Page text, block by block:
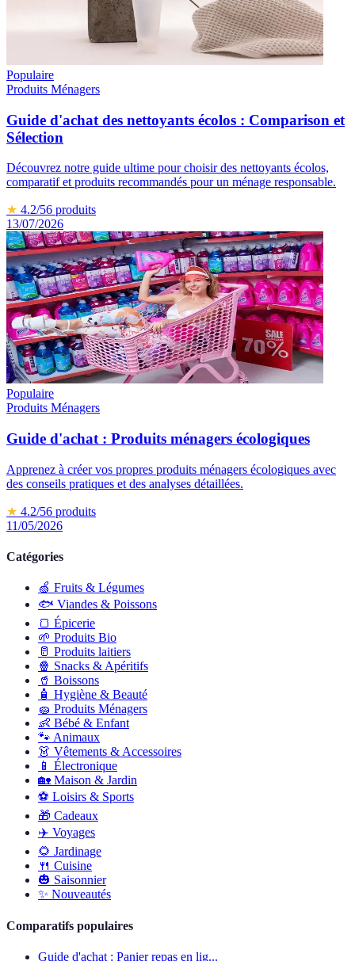
Populaire
Produits Ménagers
Guide d'achat des nettoyants écolos : Comparison et
Sélection
Découvrez notre guide ultime pour choisir des nettoyants écolos,
comparatif et produits recommandés pour un ménage responsable.
★ 4.2/56 produits
13/07/2026
Populaire
Produits Ménagers
Guide d'achat : Produits ménagers écologiques
Apprenez à créer vos propres produits ménagers écologiques avec
des conseils pratiques et des analyses détaillées.
★ 4.2/56 produits
11/05/2026
Catégories
🍏 Fruits & Légumes
🐟 Viandes & Poissons
🍞 Épicerie
🌱 Produits Bio
🥛 Produits laitiers
🍿 Snacks & Apéritifs
🥤 Boissons
🧴 Hygiène & Beauté
🧽 Produits Ménagers
👶 Bébé & Enfant
🐾 Animaux
👗 Vêtements & Accessoires
📱 Électronique
🏡 Maison & Jardin
⚽ Loisirs & Sports
🎁 Cadeaux
✈️ Voyages
🌻 Jardinage
🍴 Cuisine
🎃 Saisonnier
✨ Nouveautés
Comparatifs populaires
Guide d'achat : Panier repas en lig...